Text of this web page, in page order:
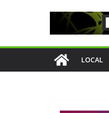
LOCAL